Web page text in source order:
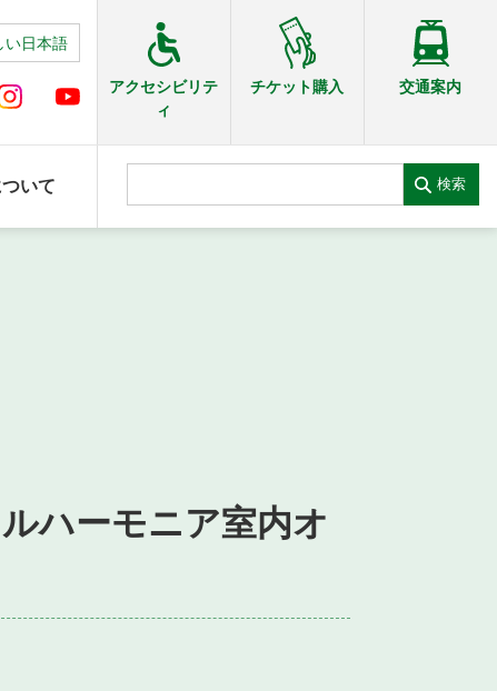
い日本語
アクセシビリテ
ィ
チケット購入 交通案内
いて 検索
ハーモニア室内オ